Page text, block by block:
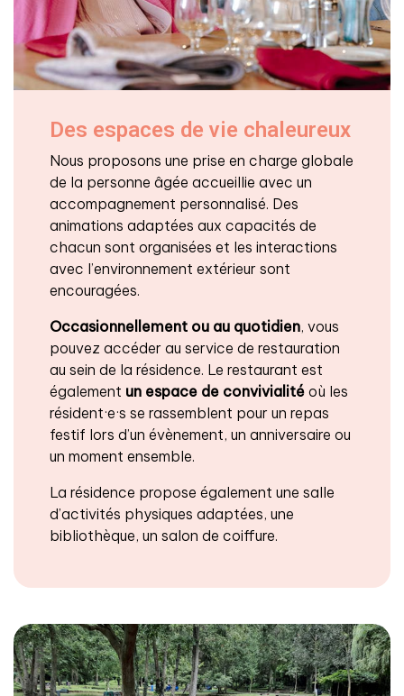
Des espaces de vie chaleureux
Nous proposons une prise en charge globale
de la personne âgée accueillie avec un
accompagnement personnalisé. Des
animations adaptées aux capacités de
chacun sont organisées et les interactions
avec l’environnement extérieur sont
encouragées.
Occasionnellement ou au quotidien, vous
pouvez accéder au service de restauration
au sein de la résidence. Le restaurant est
également un espace de convivialité où les
résident·e·s se rassemblent pour un repas
festif lors d’un évènement, un anniversaire ou
un moment ensemble.
La résidence propose également une salle
d’activités physiques adaptées, une
bibliothèque, un salon de coiffure.